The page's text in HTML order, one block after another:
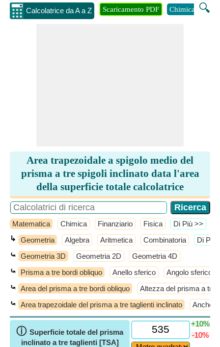
Calcolatrice da A a Z 🔍
Scaricamento PDF Chimica
Area trapezoidale a spigolo medio del
prisma a tre spigoli inclinato data l'area
della superficie totale calcolatrice
Matematica Chimica Finanziario Fisica ​Di Più >>
↳ Geometria Algebra Aritmetica Combinatoria ​Di Più
⤿ Geometria 3D Geometria 2D Geometria 4D
⤿ Prisma a tre bordi obliquo Anello sferico Angolo sferico
⤿ Area del prisma a tre bordi obliquo Altezza del prisma a tre
⤿ Area trapezoidale del prisma a tre taglienti inclinato Anche
ⓘ Superficie totale del prisma
inclinato a tre taglienti [TSA]
+10%
-10%